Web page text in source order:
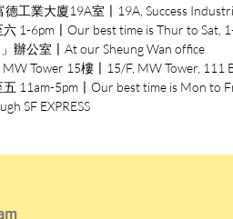
工業大廈19A室〡19A, Success
1-6pm〡Our best time is Thur to Sat,
辦公室〡At our Sheung Wan office
Tower 15樓〡15/F, MW Tower, 111
11am-5pm〡Our best time is Mon to
SF EXPRESS